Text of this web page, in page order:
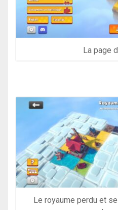
La page
Le royaume perdu et